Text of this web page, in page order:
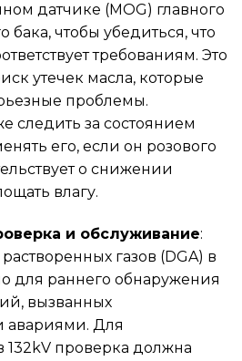
датчике (MOG) главного
бака, чтобы убедиться, что
требованиям. Это
утечек масла, которые
проблемы.
следить за состоянием
его, если он розового
о снижении
влагу.
и обслуживание:
газов (DGA) в
для раннего обнаружения
вызванных
авариями. Для
132kV проверка должна